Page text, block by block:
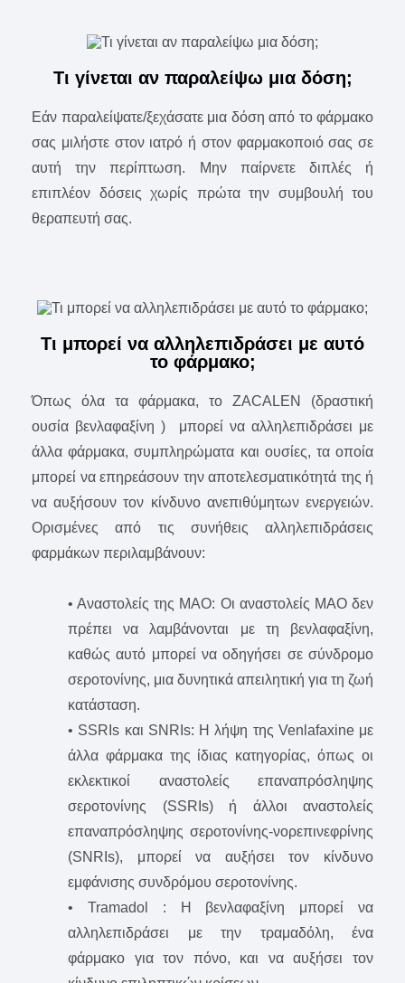
Τι γίνεται αν παραλείψω μια δόση;
Εάν παραλείψατε/ξεχάσατε μια δόση από το φάρμακο
σας μιλήστε στον ιατρό ή στον φαρμακοποιό σας σε
αυτή την περίπτωση. Μην παίρνετε διπλές ή
επιπλέον δόσεις χωρίς πρώτα την συμβουλή του
θεραπευτή σας.
Τι μπορεί να αλληλεπιδράσει με αυτό
το φάρμακο;
Όπως όλα τα φάρμακα, το ZACALEN (δραστική
ουσία βενλαφαξίνη ) μπορεί να αλληλεπιδράσει με
άλλα φάρμακα, συμπληρώματα και ουσίες, τα οποία
μπορεί να επηρεάσουν την αποτελεσματικότητά της ή
να αυξήσουν τον κίνδυνο ανεπιθύμητων ενεργειών.
Ορισμένες από τις συνήθεις αλληλεπιδράσεις
φαρμάκων περιλαμβάνουν:
• Αναστολείς της ΜΑΟ: Οι αναστολείς ΜΑΟ δεν
πρέπει να λαμβάνονται με τη βενλαφαξίνη,
καθώς αυτό μπορεί να οδηγήσει σε σύνδρομο
σεροτονίνης, μια δυνητικά απειλητική για τη ζωή
κατάσταση.
• SSRIs και SNRIs: Η λήψη της Venlafaxine με
άλλα φάρμακα της ίδιας κατηγορίας, όπως οι
εκλεκτικοί αναστολείς επαναπρόσληψης
σεροτονίνης (SSRIs) ή άλλοι αναστολείς
επαναπρόσληψης σεροτονίνης-νορεπινεφρίνης
(SNRIs), μπορεί να αυξήσει τον κίνδυνο
εμφάνισης συνδρόμου σεροτονίνης.
• Tramadol : Η βενλαφαξίνη μπορεί να
αλληλεπιδράσει με την τραμαδόλη, ένα
φάρμακο για τον πόνο, και να αυξήσει τον